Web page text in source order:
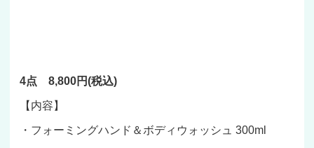
4点 8,800円(税込)
【内容】
・フォーミングハンド＆ボディウォッシュ 300ml